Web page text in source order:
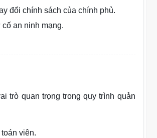
đổi chính sách của chính phủ.
cố an ninh mạng.
trò quan trọng trong quy trình quản
toán viên.